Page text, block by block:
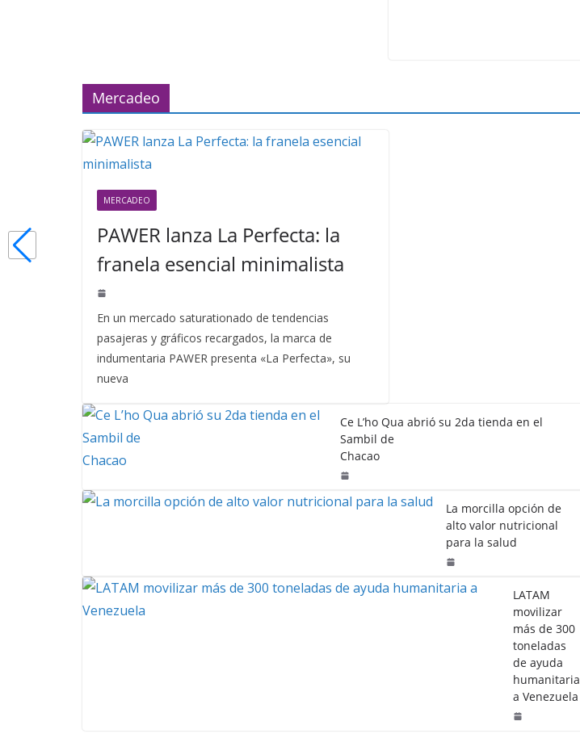
Mercadeo
MERCADEO
PAWER lanza La Perfecta: la
franela esencial minimalista
En un mercado saturationado de tendencias
pasajeras y gráficos recargados, la marca de
indumentaria PAWER presenta «La Perfecta», su
nueva
Ce L’ho Qua abrió su 2da tienda en el
Sambil de
Chacao
La morcilla opción de
alto valor nutricional
para la salud
LATAM
movilizar
más de 300
toneladas
de ayuda
humanitaria
a Venezuela